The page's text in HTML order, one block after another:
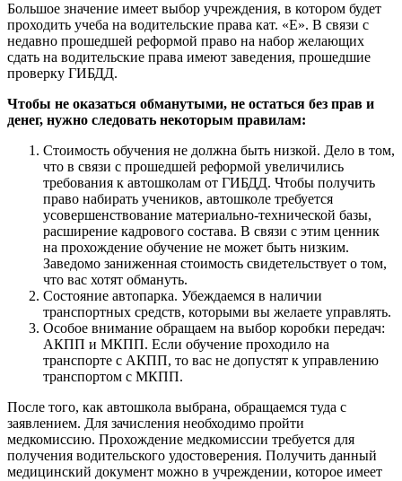
Большое значение имеет выбор учреждения, в котором будет
проходить учеба на водительские права кат. «Е». В связи с
недавно прошедшей реформой право на набор желающих
сдать на водительские права имеют заведения, прошедшие
проверку ГИБДД.
Чтобы не оказаться обманутыми, не остаться без прав и
денег, нужно следовать некоторым правилам:
Стоимость обучения не должна быть низкой. Дело в том,
что в связи с прошедшей реформой увеличились
требования к автошколам от ГИБДД. Чтобы получить
право набирать учеников, автошколе требуется
усовершенствование материально-технической базы,
расширение кадрового состава. В связи с этим ценник
на прохождение обучение не может быть низким.
Заведомо заниженная стоимость свидетельствует о том,
что вас хотят обмануть.
Состояние автопарка. Убеждаемся в наличии
транспортных средств, которыми вы желаете управлять.
Особое внимание обращаем на выбор коробки передач:
АКПП и МКПП. Если обучение проходило на
транспорте с АКПП, то вас не допустят к управлению
транспортом с МКПП.
После того, как автошкола выбрана, обращаемся туда с
заявлением. Для зачисления необходимо пройти
медкомиссию. Прохождение медкомиссии требуется для
получения водительского удостоверения. Получить данный
медицинский документ можно в учреждении, которое имеет